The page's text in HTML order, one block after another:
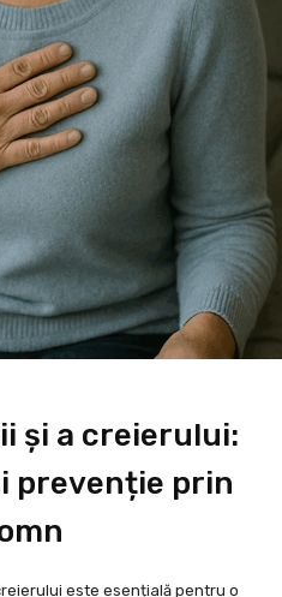
și a creierului:
prevenție prin
este esențială pentru o